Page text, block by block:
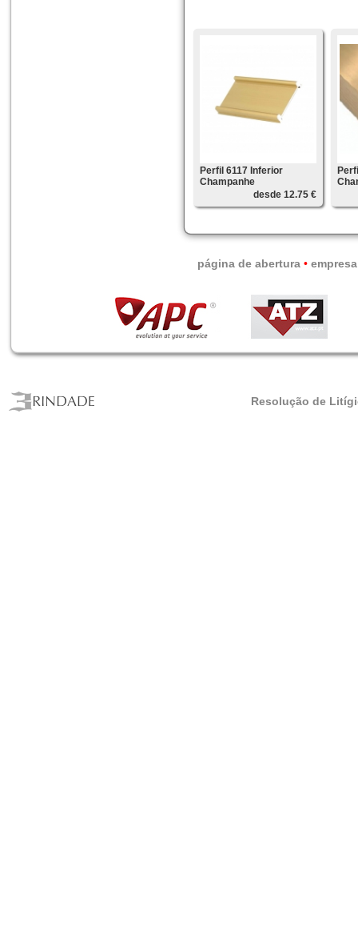
Perfil 6117 Inferior
Champanhe
desde 12.75 €
página de abertura • empresa
Resolução de